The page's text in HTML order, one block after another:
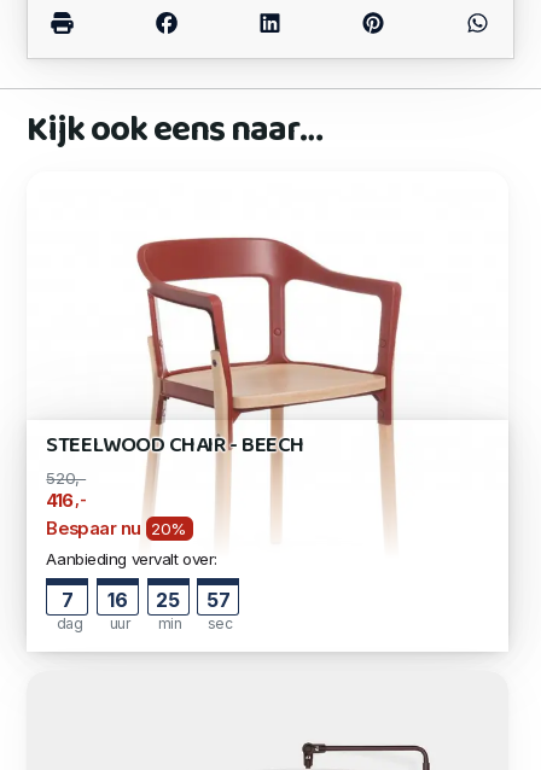
Kijk ook eens naar…
STEELWOOD CHAIR - BEECH
520,-
416 ,-
Bespaar nu
20%
Aanbieding vervalt over:
7
dag
16
uur
25
min
56
sec